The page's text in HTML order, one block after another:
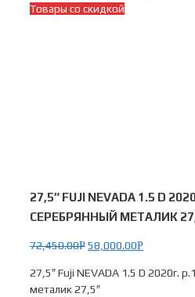
Товары со скидкой
27,5″ FUJI NEVADA 1.5 D
СЕРЕБРЯННЫЙ МЕТАЛИК
72,450.00Р 58,000.00Р
27,5″ Fuji NEVADA 1.5 D 2020г.
металик 27,5″